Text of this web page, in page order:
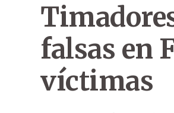
falsas en
víctimas